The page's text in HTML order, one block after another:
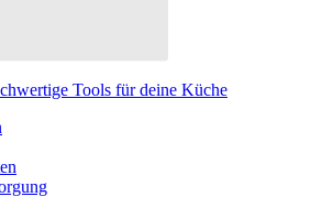
Tools für deine Küche